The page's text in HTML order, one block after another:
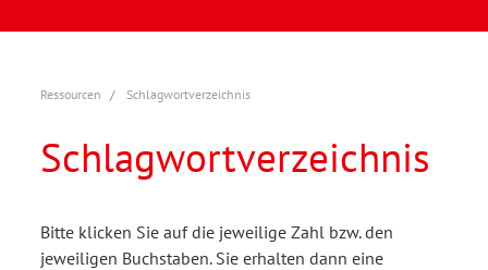
Ressourcen Schlagwortverzeichnis
Schlagwortverzeichnis
Bitte klicken Sie auf die jeweilige Zahl bzw. den
jeweiligen Buchstaben. Sie erhalten dann eine